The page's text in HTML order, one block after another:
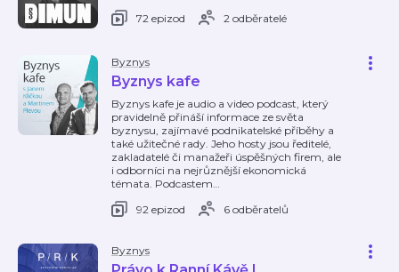
72 epizod
2 odběratelé
Byznys
Byznys kafe
Byznys kafe je audio a video podcast, který
pravidelně přináší informace ze světa
byznysu, zajímavé podnikatelské příběhy a
také užitečné rady. Jeho hosty jsou ředitelé,
zakladatelé či manažeři úspěšných firem, ale
i odborníci na nejrůznější ekonomická
témata. Podcastem…
92 epizod
6 odběratelů
Byznys